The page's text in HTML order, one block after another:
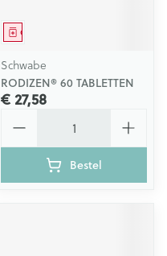
Geneesmiddel
Schwabe
RODIZEN® 60 TABLETTEN
€ 27,58
Bestel